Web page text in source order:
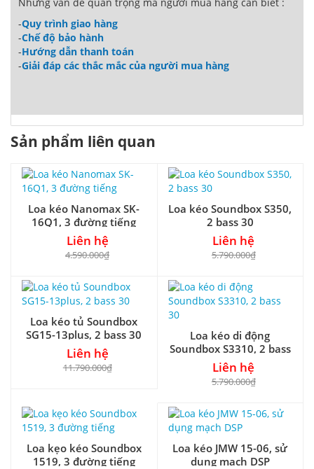
-Quy trình giao hàng
-Chế độ bảo hành
-Hướng dẫn thanh toán
-Giải đáp các thắc mắc của người mua hàng
Sản phẩm liên quan
Loa kéo Nanomax SK-
16Q1, 3 đường tiếng
Liên hệ
4.590.000₫
Loa kéo Soundbox S350,
2 bass 30
Liên hệ
5.790.000₫
Loa kéo tủ Soundbox
SG15-13plus, 2 bass 30
Liên hệ
11.790.000₫
Loa kéo di động
Soundbox S3310, 2 bass
30
Liên hệ
5.790.000₫
Loa kẹo kéo Soundbox
1519, 3 đường tiếng
Loa kéo JMW 15-06, sử
dụng mạch DSP